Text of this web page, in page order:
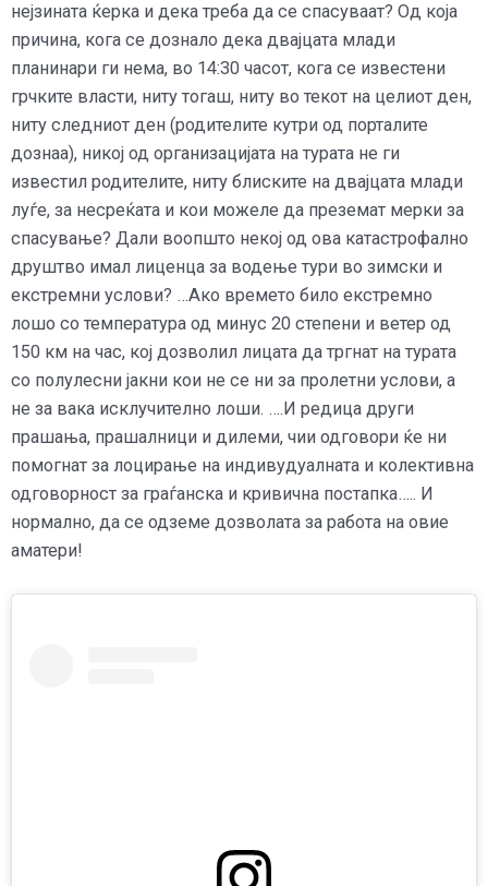
нејзината ќерка и дека треба да се спасуваат? Од која
причина, кога се дознало дека двајцата млади
планинари ги нема, во 14:30 часот, кога се известени
грчките власти, ниту тогаш, ниту во текот на целиот ден,
ниту следниот ден (родителите кутри од порталите
дознаа), никој од организацијата на турата не ги
известил родителите, ниту блиските на двајцата млади
луѓе, за несреќата и кои можеле да преземат мерки за
спасување? Дали воопшто некој од ова катастрофално
друштво имал лиценца за водење тури во зимски и
екстремни услови? …Ако времето било екстремно
лошо со температура од минус 20 степени и ветер од
150 км на час, кој дозволил лицата да тргнат на турата
со полулесни јакни кои не се ни за пролетни услови, а
не за вака исклучително лоши. ….И редица други
прашања, прашалници и дилеми, чии одговори ќе ни
помогнат за лоцирање на индивудуалната и колективна
одговорност за граѓанска и кривична постапка….. И
нормално, да се одземе дозволата за работа на овие
аматери!